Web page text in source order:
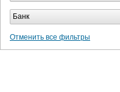
Банк
Отменить все фильтры